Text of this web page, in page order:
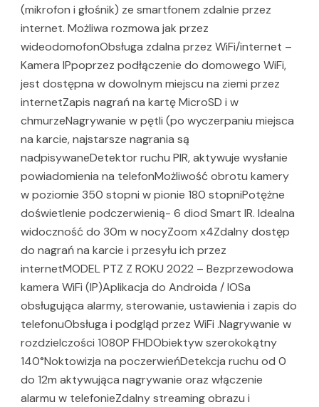
(mikrofon i głośnik) ze smartfonem zdalnie przez
internet. Możliwa rozmowa jak przez
wideodomofonObsługa zdalna przez WiFi/internet –
Kamera IPpoprzez podłączenie do domowego WiFi,
jest dostępna w dowolnym miejscu na ziemi przez
internetZapis nagrań na kartę MicroSD i w
chmurzeNagrywanie w pętli (po wyczerpaniu miejsca
na karcie, najstarsze nagrania są
nadpisywaneDetektor ruchu PIR, aktywuje wysłanie
powiadomienia na telefonMożliwość obrotu kamery
w poziomie 350 stopni w pionie 180 stopniPotężne
doświetlenie podczerwienią- 6 diod Smart IR. Idealna
widoczność do 30m w nocyZoom x4Zdalny dostęp
do nagrań na karcie i przesyłu ich przez
internetMODEL PTZ Z ROKU 2022 – Bezprzewodowa
kamera WiFi (IP)Aplikacja do Androida / IOSa
obsługująca alarmy, sterowanie, ustawienia i zapis do
telefonuObsługa i podgląd przez WiFi .Nagrywanie w
rozdzielczości 1080P FHDObiektyw szerokokątny
140°Noktowizja na poczerwieńDetekcja ruchu od 0
do 12m aktywująca nagrywanie oraz włączenie
alarmu w telefonieZdalny streaming obrazu i